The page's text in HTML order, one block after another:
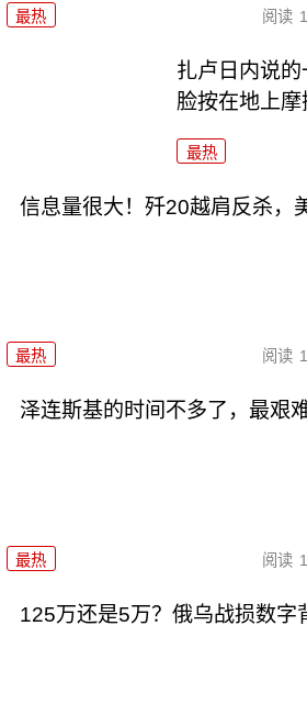
最热 阅读
扎卢日内说
脸按在地上摩
最热
信息量很大！歼20越肩反杀，
最热 阅读
泽连斯基的时间不多了，最艰
最热 阅读
125万还是5万？俄乌战损数字